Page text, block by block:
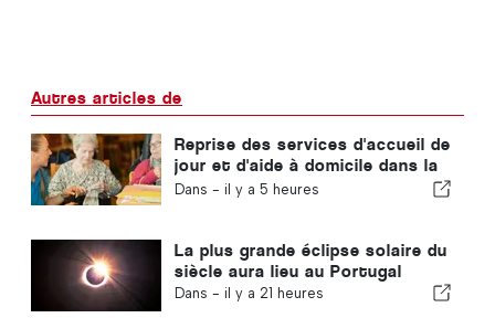
Autres articles de
Reprise des services d'accueil de
jour et d'aide à domicile dans la
commune de Portugal
Dans - il y a 5 heures
La plus grande éclipse solaire du
siècle aura lieu au Portugal
Dans - il y a 21 heures